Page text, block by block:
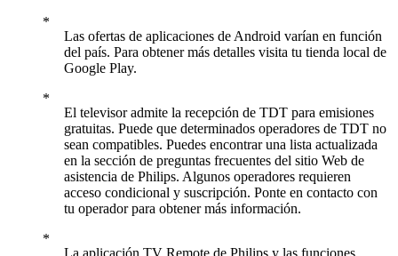
Las ofertas de aplicaciones de Android varían en función
del país. Para obtener más detalles visita tu tienda local de
Google Play.
El televisor admite la recepción de TDT para emisiones
gratuitas. Puede que determinados operadores de TDT no
sean compatibles. Puedes encontrar una lista actualizada
en la sección de preguntas frecuentes del sitio Web de
asistencia de Philips. Algunos operadores requieren
acceso condicional y suscripción. Ponte en contacto con
tu operador para obtener más información.
La aplicación TV Remote de Philips y las funciones